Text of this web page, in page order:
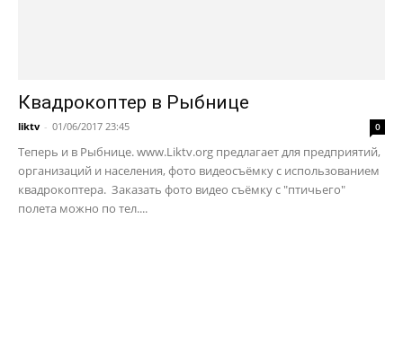
Квадрокоптер в Рыбнице
liktv - 01/06/2017 23:45 0
Теперь и в Рыбнице. www.Liktv.org предлагает для предприятий,
организаций и населения, фото видеосъёмку с использованием
квадрокоптера. Заказать фото видео съёмку с "птичьего"
полета можно по тел....